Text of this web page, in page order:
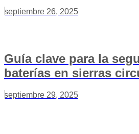
septiembre 26, 2025
Guía clave para la
baterías en sierras
septiembre 29, 2025